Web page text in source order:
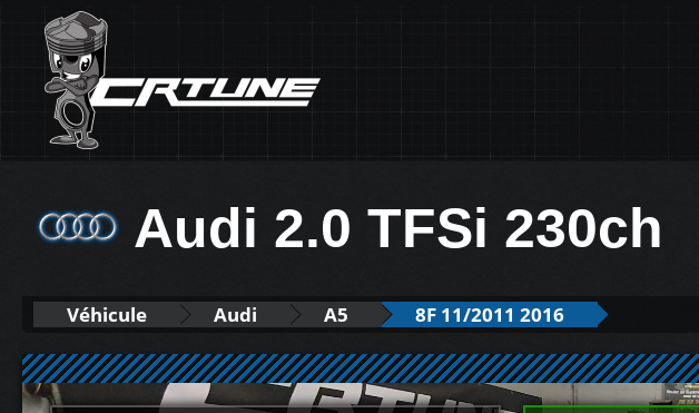
Audi 2.0 TFSi 230ch
Véhicule Audi A5 8F 11/2011 2016